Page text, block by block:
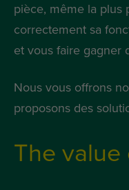
pièce, même la plus
correctement sa
et vous faire gagner
Nous vous offrons
proposons des
The value